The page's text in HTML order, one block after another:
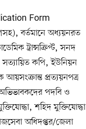
Form
বর্তমানে অধ্যয়নরত
ট্রান্সক্রিপ্ট, সনদ
কপি, ইউনিয়ন
প্রত্যয়নপত্র
পদবি ও
শহিদ মুক্তিযোদ্ধা
অধিদপ্তর/জেলা